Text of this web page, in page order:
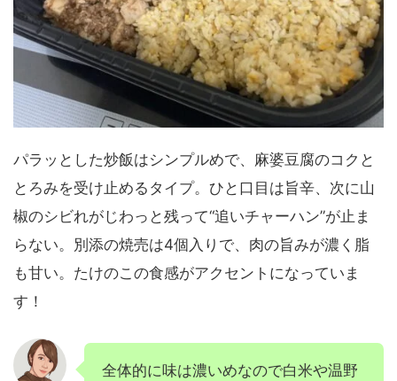
パラッとした炒飯はシンプルめで、麻婆豆腐のコクと
とろみを受け止めるタイプ。ひと口目は旨辛、次に山
椒のシビれがじわっと残って“追いチャーハン”が止ま
らない。別添の焼売は4個入りで、肉の旨みが濃く脂
も甘い。たけのこの食感がアクセントになっていま
す！
全体的に味は濃いめなので白米や温野